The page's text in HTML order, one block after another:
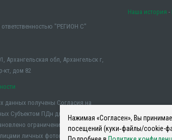
"РЕГИОН С"
Архангельская обл, Архангельск г,
кт, дом 82
данных получены Согласия на
Субъектом ПДн для
ограничение на
личных фотографий и иных
Наша история -
Нажимая «Согласен», Вы
посещений (куки‑файлы/cookie-